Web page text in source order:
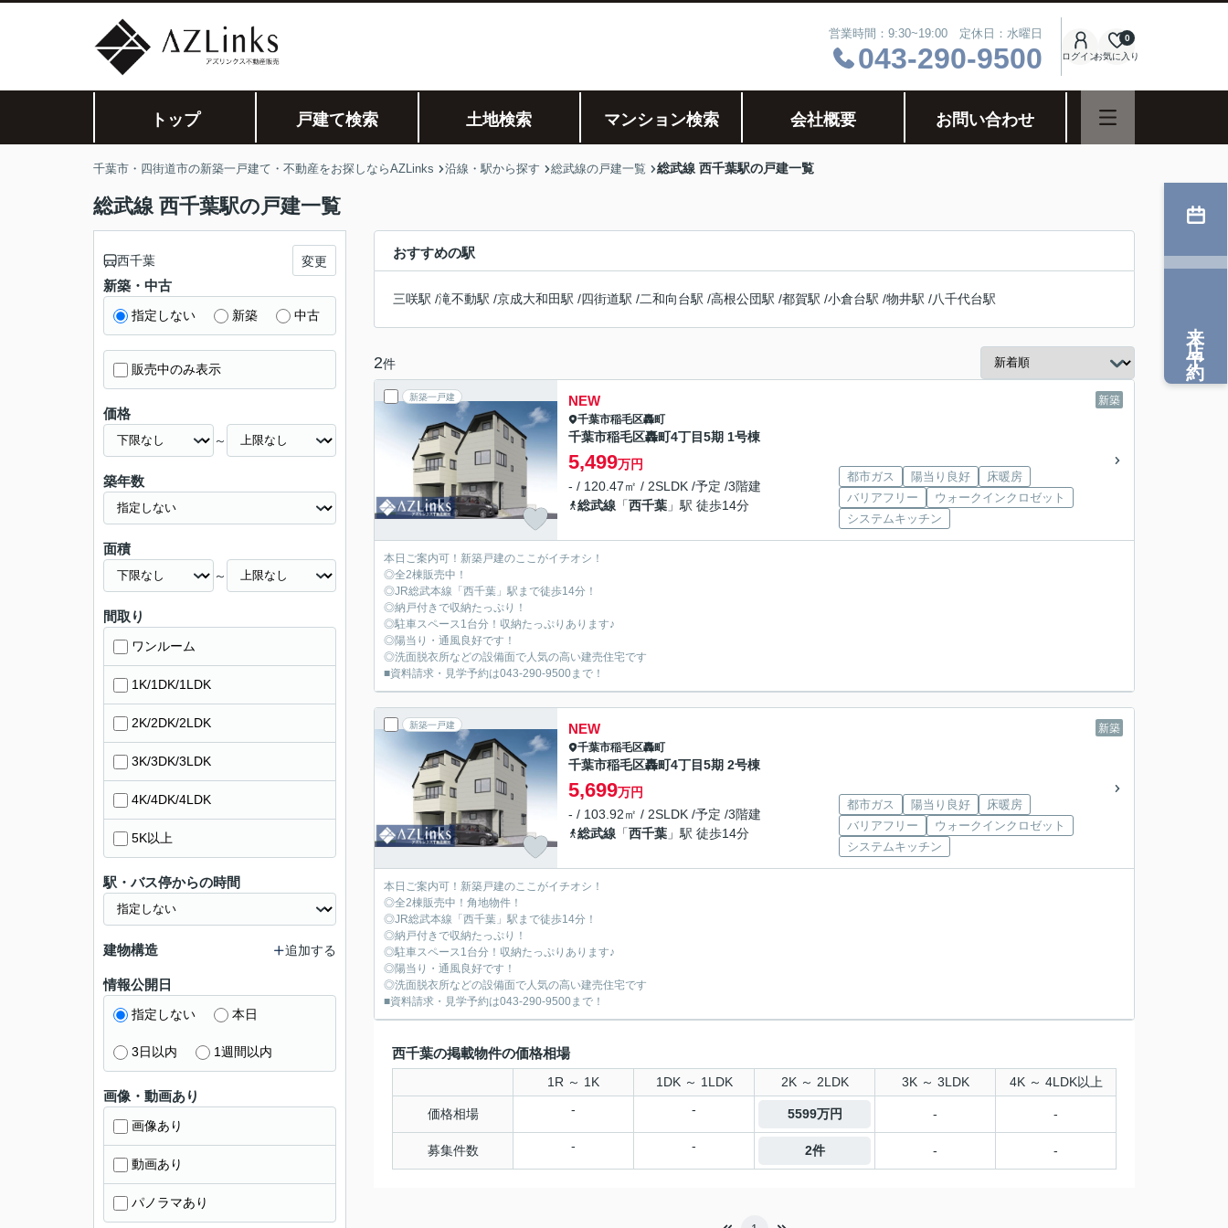
営業時間：9:30~19:00 定休日：水曜日
043-290-9500 ログインお気に入り
0
トップ 戸建て検索 土地検索 マンション検索 会社概要 お問い合わせ
千葉市・四街道市の新築一戸建て・不動産をお探しならAZLinks 沿線・駅から探す 総武線の戸建一覧 総武線 西千葉駅の戸建一覧
総武線 西千葉駅の戸建一覧
おすすめの駅
三咲駅 /滝不動駅 /京成大和田駅 /四街道駅 /二和向台駅 /高根公団駅 /都賀駅 /小倉台駅 /物井駅 /八千代台駅
2件
新築一戸建 新築
NEW
千葉市稲毛区轟町
千葉市稲毛区轟町4丁目5期 1号棟
5,499万円
- / 120.47㎡ / 2SLDK /予定 /3階建
総武線 「西千葉 」駅 徒歩14分
都市ガス 陽当り良好
床暖房
バリアフリー
ウォークインクロゼット
システムキッチン
本日ご案内可！新築戸建のここがイチオシ！
◎全2棟販売中！
◎JR総武本線「西千葉」駅まで徒歩14分！
◎納戸付きで収納たっぷり！
◎駐車スペース1台分！収納たっぷりあります♪
◎陽当り・通風良好です！
◎洗面脱衣所などの設備面で人気の高い建売住宅です
■資料請求・見学予約は043-290-9500まで！
新築一戸建 新築
NEW
千葉市稲毛区轟町
千葉市稲毛区轟町4丁目5期 2号棟
5,699万円
- / 103.92㎡ / 2SLDK /予定 /3階建
総武線 「西千葉 」駅 徒歩14分
都市ガス 陽当り良好
床暖房
バリアフリー
ウォークインクロゼット
システムキッチン
本日ご案内可！新築戸建のここがイチオシ！
◎全2棟販売中！角地物件！
◎JR総武本線「西千葉」駅まで徒歩14分！
◎納戸付きで収納たっぷり！
◎駐車スペース1台分！収納たっぷりあります♪
◎陽当り・通風良好です！
◎洗面脱衣所などの設備面で人気の高い建売住宅です
■資料請求・見学予約は043-290-9500まで！
西千葉の掲載物件の価格相場
1R ～ 1K 1DK ～ 1LDK 2K ～ 2LDK 3K ～ 3LDK 4K ～ 4LDK以上
価格相場 - - 5599万円 - -
募集件数 - - 2件 - -
西千葉 変更
新築・中古
指定しない 新築 中古
販売中のみ表示
価格
～
築年数
面積
～
間取り
ワンルーム
1K/1DK/1LDK
2K/2DK/2LDK
3K/3DK/3LDK
4K/4DK/4LDK
5K以上
駅・バス停からの時間
建物構造 追加する
情報公開日
指定しない 本日
3日以内 1週間以内
画像・動画あり
画像あり
動画あり
パノラマあり
来店予約